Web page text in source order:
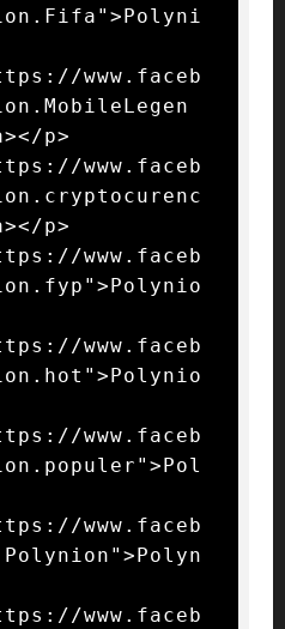
www.faceb
p>
www.faceb
p>
www.faceb
www.faceb
www.faceb
www.faceb
www.faceb